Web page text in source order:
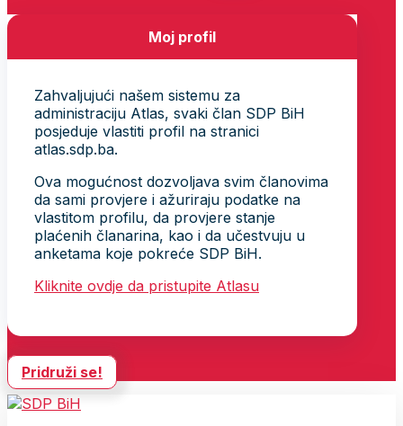
Moj profil
Zahvaljujući našem sistemu za
administraciju Atlas, svaki član SDP BiH
posjeduje vlastiti profil na stranici
atlas.sdp.ba.
Ova mogućnost dozvoljava svim članovima
da sami provjere i ažuriraju podatke na
vlastitom profilu, da provjere stanje
plaćenih članarina, kao i da učestvuju u
anketama koje pokreće SDP BiH.
Kliknite ovdje da pristupite Atlasu
Pridruži se!